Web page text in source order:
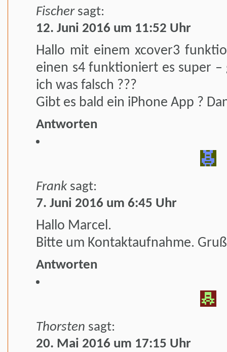
Fischer sagt:
12. Juni 2016 um 11:52 Uhr
Hallo mit einem xcover3
einen s4 funktioniert es super –
ich was falsch ???
Gibt es bald ein iPhone App ?
Antworten
Frank sagt:
7. Juni 2016 um 6:45 Uhr
Hallo Marcel.
Bitte um Kontaktaufnahme.
Antworten
Thorsten sagt:
20. Mai 2016 um 17:15 Uhr